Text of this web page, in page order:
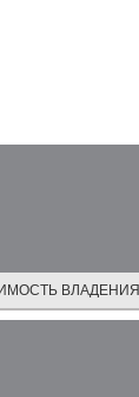
ВЛАДЕНИЯ